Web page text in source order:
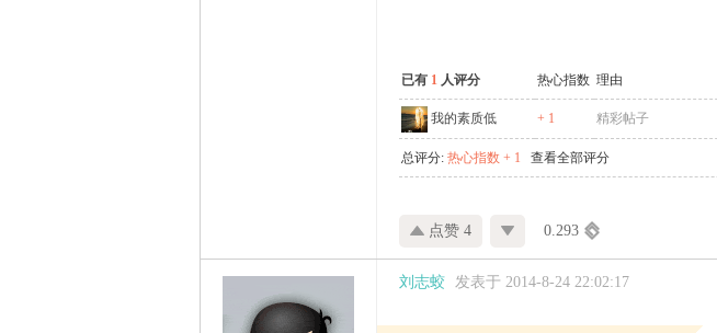
已有 1 人评分 热心指数 理由
我的素质低 + 1 精彩帖子
总评分: 热心指数 + 1 查看全部评分
点赞 4 0.293
刘志蛟 发表于 2014-8-24 22:02:17